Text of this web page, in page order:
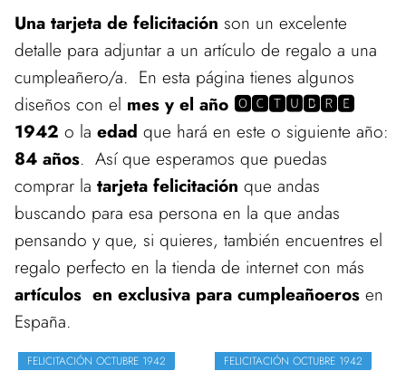
Una tarjeta de felicitación son un excelente
detalle para adjuntar a un artículo de regalo a una
cumpleañero/a. En esta página tienes algunos
diseños con el mes y el año 🅾🅲🆃🆄🅱🆁🅴
1942 o la edad que hará en este o siguiente año:
84 años. Así que esperamos que puedas
comprar la tarjeta felicitación que andas
buscando para esa persona en la que andas
pensando y que, si quieres, también encuentres el
regalo perfecto en la tienda de internet con más
artículos en exclusiva para cumpleañoeros en
España.
FELICITACIÓN OCTUBRE 1942 FELICITACIÓN OCTUBRE 1942